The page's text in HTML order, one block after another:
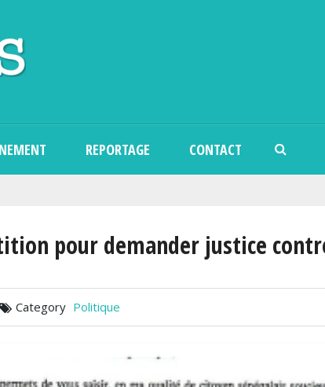
REPORTAGE CONTACT
pour demander justice
Category Politique